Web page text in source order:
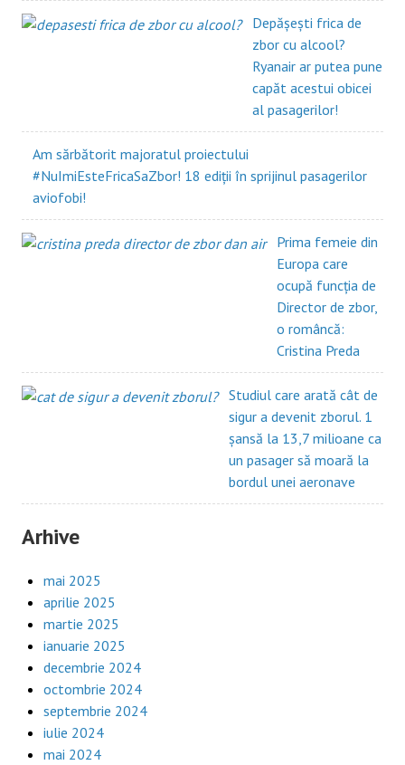
Depășești frica de
zbor cu alcool?
Ryanair ar putea pune
capăt acestui obicei
al pasagerilor!
Am sărbătorit majoratul proiectului
#NuImiEsteFricaSaZbor! 18 ediții în sprijinul pasagerilor
aviofobi!
Prima femeie din
Europa care
ocupă funcția de
Director de zbor,
o româncă:
Cristina Preda
Studiul care arată cât de
sigur a devenit zborul. 1
șansă la 13,7 milioane ca
un pasager să moară la
bordul unei aeronave
Arhive
mai 2025
aprilie 2025
martie 2025
ianuarie 2025
decembrie 2024
octombrie 2024
septembrie 2024
iulie 2024
mai 2024